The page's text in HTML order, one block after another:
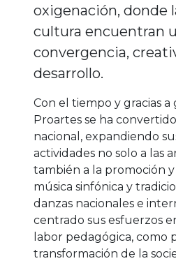
oxigenación, donde
cultura encuentran
convergencia,
desarrollo.
Con el tiempo y gracias
Proartes se ha
nacional, expandiendo
actividades no solo a las
también a la promoción
música sinfónica y
danzas nacionales e
centrado sus esfuerzos
labor pedagógica, como
transformación de la